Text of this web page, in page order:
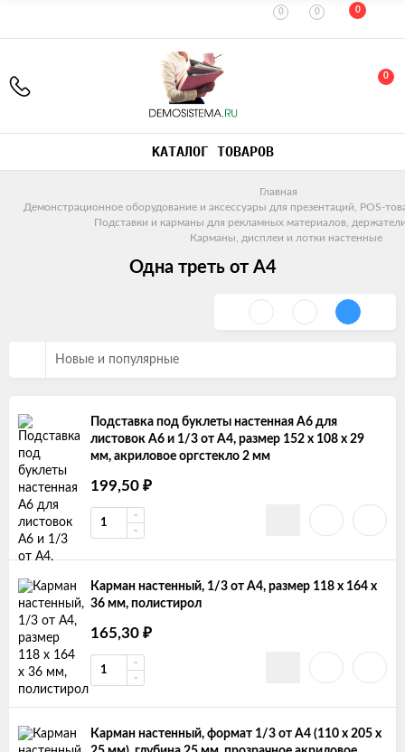
0 0 0
0
КАТАЛОГ ТОВАРОВ
Главная
Демонстрационное оборудование и аксессуары для презентаций, POS-
Подставки и карманы для рекламных материалов,
Карманы, дисплеи и лотки настенные
Одна треть от А4
Новые и популярные
Подставка под буклеты настенная А6 для
листовок А6 и 1/3 от А4, размер 152 х 108 х 29
мм, акриловое оргстекло 2 мм
199,50 ₽
Карман настенный, 1/3 от А4, размер 118 х 164 х
36 мм, полистирол
165,30 ₽
Карман настенный, формат 1/3 от А4 (110 x 205 x